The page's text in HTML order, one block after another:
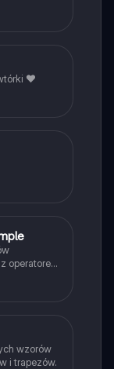
❤️
operatorem
wzorów
i trapezów.